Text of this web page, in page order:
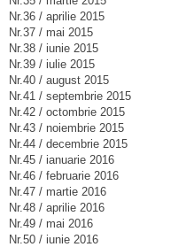
Nr.36 / aprilie 2015
Nr.37 / mai 2015
Nr.38 / iunie 2015
Nr.39 / iulie 2015
Nr.40 / august 2015
Nr.41 / septembrie 2015
Nr.42 / octombrie 2015
Nr.43 / noiembrie 2015
Nr.44 / decembrie 2015
Nr.45 / ianuarie 2016
Nr.46 / februarie 2016
Nr.47 / martie 2016
Nr.48 / aprilie 2016
Nr.49 / mai 2016
Nr.50 / iunie 2016